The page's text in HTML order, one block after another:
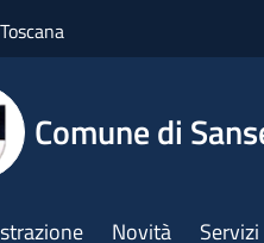
Comune di
Novità Servizi